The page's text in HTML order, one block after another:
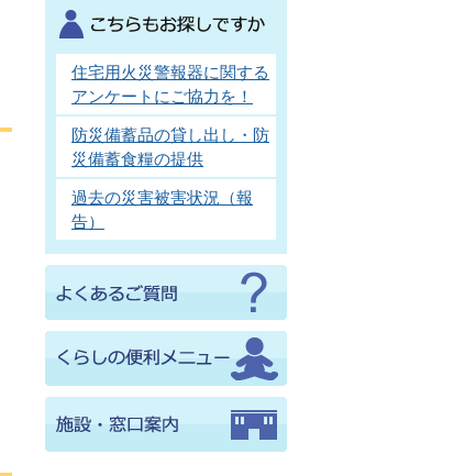
住宅用火災警報器に関する
アンケートにご協力を！
防災備蓄品の貸し出し・防
災備蓄食糧の提供
過去の災害被害状況（報
告）